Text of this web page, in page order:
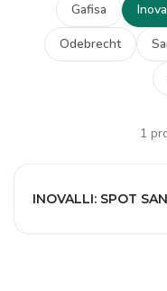
Gafisa
Odebrecht
1
INOVALLI: SPOT